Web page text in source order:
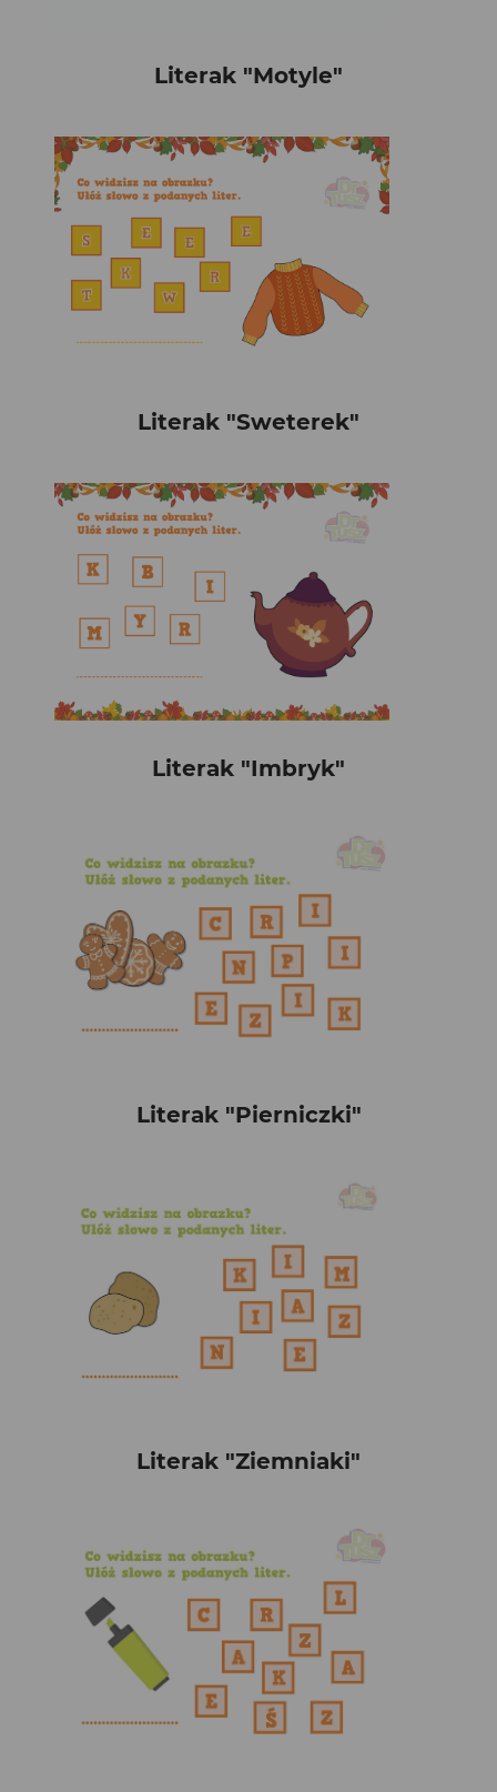
Literak "Motyle"
Literak "Sweterek"
Literak "Imbryk"
Literak "Pierniczki"
Literak "Ziemniaki"